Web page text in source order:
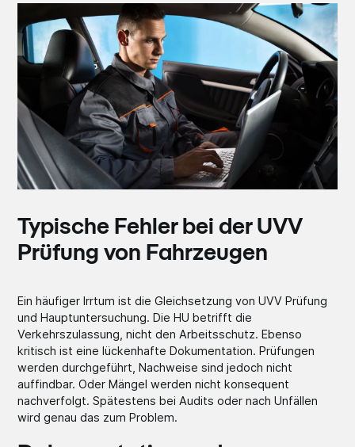
Typische Fehler bei der UVV
Prüfung von Fahrzeugen
Ein häufiger Irrtum ist die Gleichsetzung von UVV Prüfung
und Hauptuntersuchung. Die HU betrifft die
Verkehrszulassung, nicht den Arbeitsschutz. Ebenso
kritisch ist eine lückenhafte Dokumentation. Prüfungen
werden durchgeführt, Nachweise sind jedoch nicht
auffindbar. Oder Mängel werden nicht konsequent
nachverfolgt. Spätestens bei Audits oder nach Unfällen
wird genau das zum Problem.